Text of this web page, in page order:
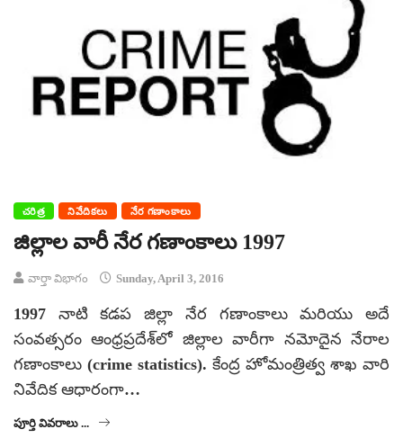
చరిత్ర నివేదికలు నేర గణాంకాలు
జిల్లాల వారీ నేర గణాంకాలు 1997
వార్తా విభాగం Sunday, April 3, 2016
1997 నాటి కడప జిల్లా నేర గణాంకాలు మరియు అదే
సంవత్సరం ఆంధ్రప్రదేశ్‌లో జిల్లాల వారీగా నమోదైన నేరాల
గణాంకాలు (crime statistics). కేంద్ర హోమంత్రిత్వ శాఖ వారి
నివేదిక ఆధారంగా…
పూర్తి వివరాలు ...